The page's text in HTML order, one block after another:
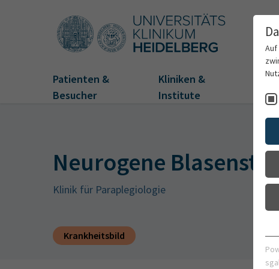
Patienten &
Besucher
Kliniken &
Institute
Neurogene
Klinik für Paraplegiologie
Krankheitsbild